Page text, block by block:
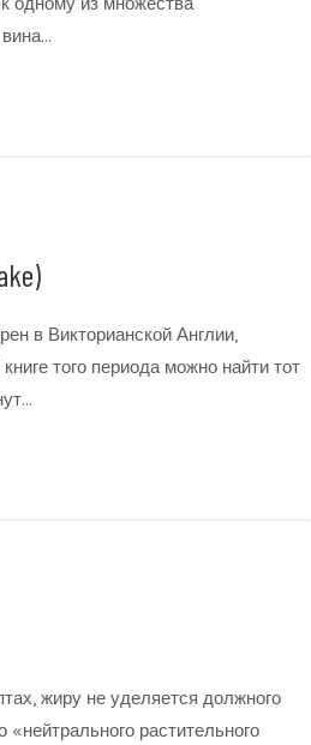
в Викторианской Англии,
того периода можно найти тот
жиру не уделяется должного
«нейтрального растительного